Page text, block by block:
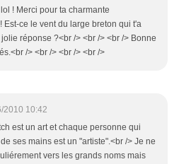
! Merci pour ta charmante
Est-ce le vent du large breton qui t'a
réponse ?<br /> <br /> <br /> Bonne
/> <br /> <br /> <br />
2010 10:42
est un art et chaque personne qui
ses mains est un "artiste".<br /> Je ne
vers les grands noms mais